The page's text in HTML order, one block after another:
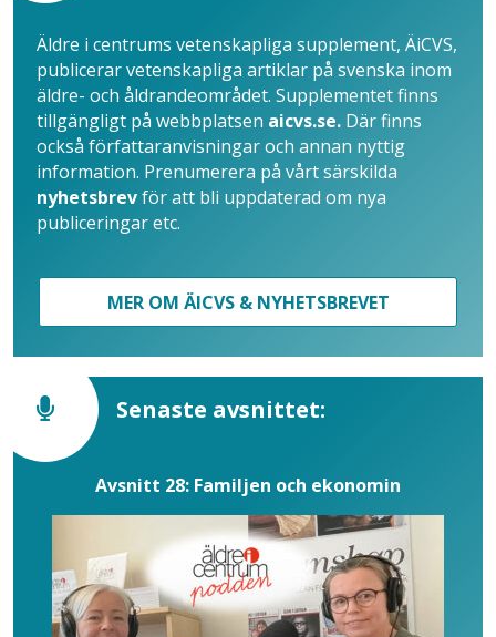
Äldre i centrums vetenskapliga supplement, ÄiCVS,
publicerar vetenskapliga artiklar på svenska inom
äldre- och åldrandeområdet. Supplementet finns
tillgängligt på webbplatsen aicvs.se. Där finns
också författaranvisningar och annan nyttig
information. Prenumerera på vårt särskilda
nyhetsbrevför att bli uppdaterad om nya
publiceringar etc.
MER OM ÄICVS & NYHETSBREVET
Senaste avsnittet:
Avsnitt 28: Familjen och ekonomin